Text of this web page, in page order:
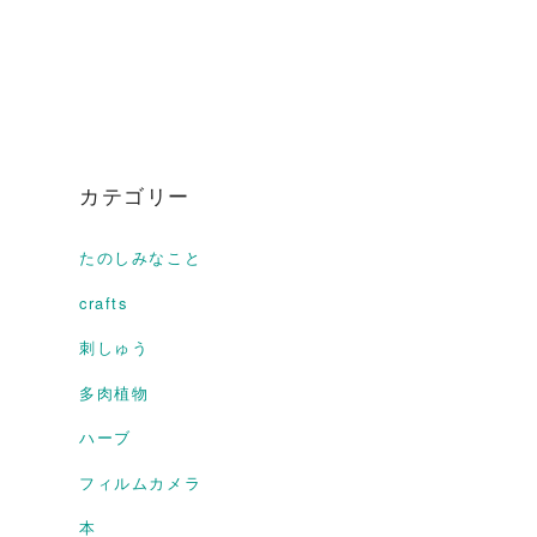
カテゴリー
たのしみなこと
crafts
刺しゅう
多肉植物
ハーブ
フィルムカメラ
本